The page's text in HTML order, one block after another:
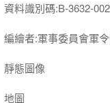
資料識別碼:B-3632-
編繪者:軍事委員會軍
靜態圖像
地圖